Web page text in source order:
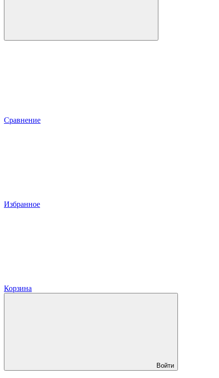
Сравнение
Избранное
Корзина
Войти